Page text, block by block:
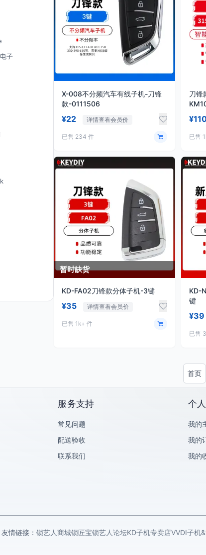
子
X-008不分频汽车有线子机-刀锋
款-0111506
¥22 详情查看会员价
已售 234 件
刀锋
已售
暂时缺货
KD-FA02刀锋款分体子机-3键
¥35 详情查看会员价
已售 1k+ 件
KD-
键
¥39
已售
首页
服务支持
常见问题
配送验收
联系我们
个
我的
我的
我的
友情链接： 锁艺人商城锁匠宝锁艺人论坛KD子机专卖店VVDI子机